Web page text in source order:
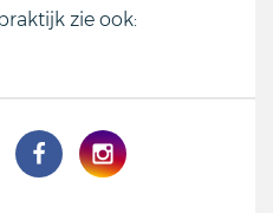
zie ook: